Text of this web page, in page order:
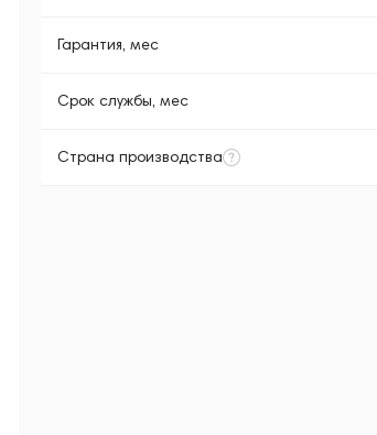
Гарантия, мес
Срок службы, мес
Страна производства